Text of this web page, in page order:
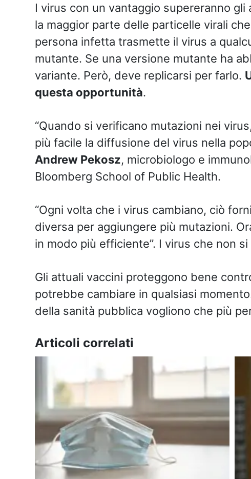
I virus con un vantaggio supereranno
la maggior parte delle particelle virali
persona infetta trasmette il virus a
mutante. Se una versione mutante ha
variante. Però, deve replicarsi per farlo.
questa opportunità.
“Quando si verificano mutazioni nei
più facile la diffusione del virus nella
Andrew Pekosz, microbiologo e
Bloomberg School of Public Health.
“Ogni volta che i virus cambiano, ciò
diversa per aggiungere più mutazioni.
in modo più efficiente”. I virus che non
Gli attuali vaccini proteggono bene
potrebbe cambiare in qualsiasi
della sanità pubblica vogliono che più
Articoli correlati